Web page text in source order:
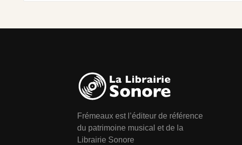
Frémeaux est l’éditeur de référence
du patrimoine musical et de la
Librairie Sonore